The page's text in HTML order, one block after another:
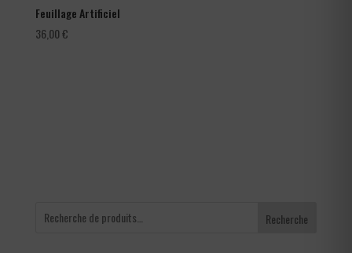
Feuillage Artificiel
36,00€
Recherche